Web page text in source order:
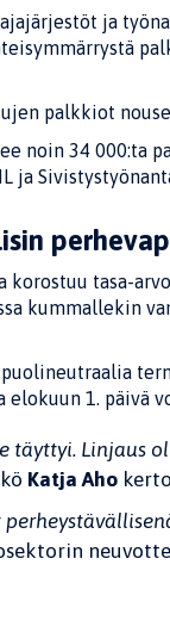
ja
palkkiot
noin 34 000:ta
ja
korostuu tasa-
kummallekin
1. päivä
täyttyi. Linjaus
Katja Aho